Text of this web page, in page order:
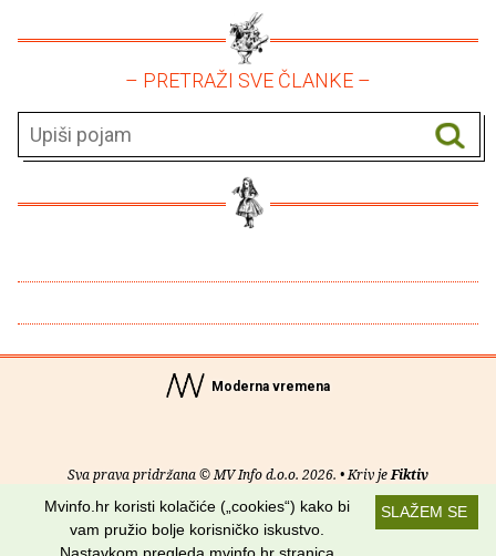
– PRETRAŽI SVE ČLANKE –
Moderna vremena
Sva prava pridržana © MV Info d.o.o. 2026. • Kriv jeFiktiv
Uvjeti korištenja RSS kanaliSLAŽEM SE
Mvinfo.hr koristi kolačiće („cookies“) kako bi
vam pružio bolje korisničko iskustvo.